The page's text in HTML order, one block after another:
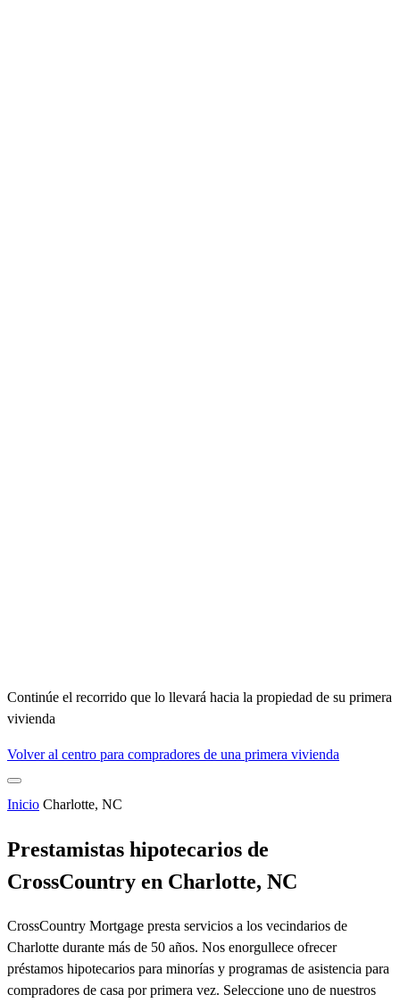
Continúe el recorrido que lo llevará hacia la propiedad de su primera
vivienda
Volver al centro para compradores de una primera vivienda
Inicio Charlotte, NC
Prestamistas hipotecarios de
CrossCountry en Charlotte, NC
CrossCountry Mortgage presta servicios a los vecindarios de
Charlotte durante más de 50 años. Nos enorgullece ofrecer
préstamos hipotecarios para minorías y programas de asistencia para
compradores de casa por primera vez. Seleccione uno de nuestros